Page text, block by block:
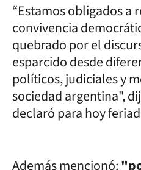
“Estamos obligados a
convivencia
quebrado por el
esparcido desde
políticos, judiciales y
sociedad argentina",
declaró para hoy
Además mencionó: